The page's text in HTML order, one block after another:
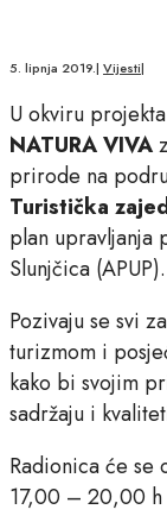
5. lipnja 2019.| Vijesti|
U okviru
NATURA VIVA
prirode na
Turistička
plan upravljanja
Slunjčica (APUP).
Pozivaju se svi
turizmom i
kako bi svojim
sadržaju i
Radionica će
17,00 – 20,00 h